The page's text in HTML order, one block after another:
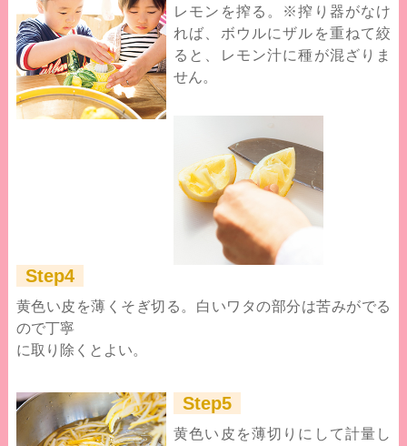
レモンを搾る。※搾り器がなけ
れば、ボウルにザルを重ねて絞
ると、レモン汁に種が混ざりま
せん。
Step4
黄色い皮を薄くそぎ切る。白いワタの部分は苦みがでる
ので丁寧
に取り除くとよい。
Step5
黄色い皮を薄切りにして計量し